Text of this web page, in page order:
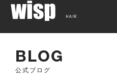
BLOG
公式ブログ
HAIR